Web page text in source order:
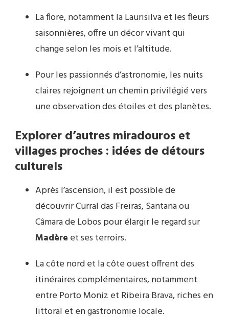
La flore, notamment la Laurisilva et les fleurs
saisonnières, offre un décor vivant qui
change selon les mois et l’altitude.
Pour les passionnés d’astronomie, les nuits
claires rejoignent un chemin privilégié vers
une observation des étoiles et des planètes.
Explorer d’autres miradouros et
villages proches : idées de détours
culturels
Après l’ascension, il est possible de
découvrir Curral das Freiras, Santana ou
Câmara de Lobos pour élargir le regard sur
Madère et ses terroirs.
La côte nord et la côte ouest offrent des
itinéraires complémentaires, notamment
entre Porto Moniz et Ribeira Brava, riches en
littoral et en gastronomie locale.